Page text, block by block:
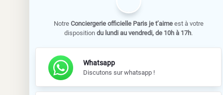
Notre Conciergerie officielle Paris je t’aimeest à votre
disposition du lundi au vendredi, de 10h à 17h.
Whatsapp
Discutons sur whatsapp !